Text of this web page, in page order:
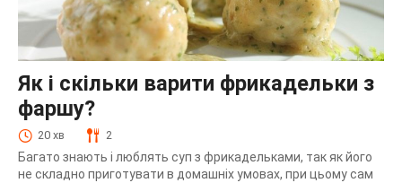
Як і скільки варити фрикадельки з
фаршу?
20 хв 2
Багато знають і люблять суп з фрикадельками, так як його
не складно приготувати в домашніх умовах, при цьому сам